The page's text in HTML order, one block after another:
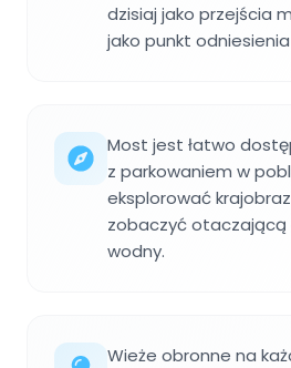
dzisiaj jako przejścia
jako punkt
Most jest łatwo
z parkowaniem w
eksplorować krajobraz
zobaczyć otaczającą
wodny.
Wieże obronne na